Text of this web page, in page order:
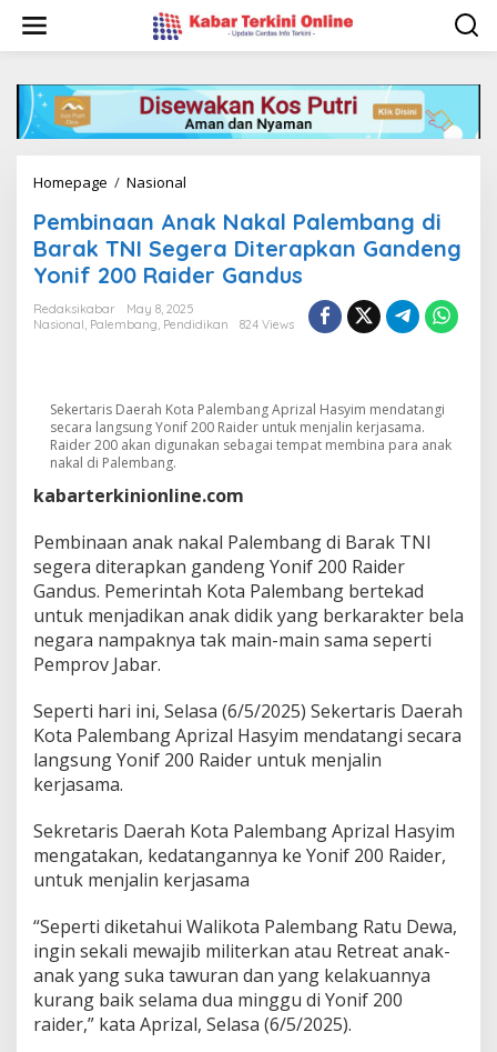
i
Homepage / Nasional
m
b
i
n
a
a
a
k
N
a
P
a
e
m
b
g
d
i
B
a
k
T
N
S
e
g
e
r
a
Pembinaan Anak Nakal Palembang di
Barak TNI Segera Diterapkan Gandeng
Yonif 200 Raider Gandus
Redaksikabar
May 8, 2025
Nasional, Palembang, Pendidikan 824 Views
Sekertaris Daerah Kota Palembang Aprizal Hasyim mendatangi
secara langsung Yonif 200 Raider untuk menjalin kerjasama.
Raider 200 akan digunakan sebagai tempat membina para anak
nakal di Palembang.
kabarterkinionline.com
Pembinaan anak nakal Palembang di Barak TNI
segera diterapkan gandeng Yonif 200 Raider
Gandus. Pemerintah Kota Palembang bertekad
untuk menjadikan anak didik yang berkarakter bela
negara nampaknya tak main-main sama seperti
Pemprov Jabar.
Seperti hari ini, Selasa (6/5/2025) Sekertaris Daerah
Kota Palembang Aprizal Hasyim mendatangi secara
langsung Yonif 200 Raider untuk menjalin
kerjasama.
Sekretaris Daerah Kota Palembang Aprizal Hasyim
mengatakan, kedatangannya ke Yonif 200 Raider,
untuk menjalin kerjasama
“Seperti diketahui Walikota Palembang Ratu Dewa,
ingin sekali mewajib militerkan atau Retreat anak-
anak yang suka tawuran dan yang kelakuannya
kurang baik selama dua minggu di Yonif 200
raider,” kata Aprizal, Selasa (6/5/2025).